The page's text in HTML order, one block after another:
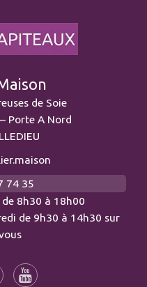
de Soie
Porte A Nord
74 35
8h30 à 18h00
de 9h30 à 14h30 sur